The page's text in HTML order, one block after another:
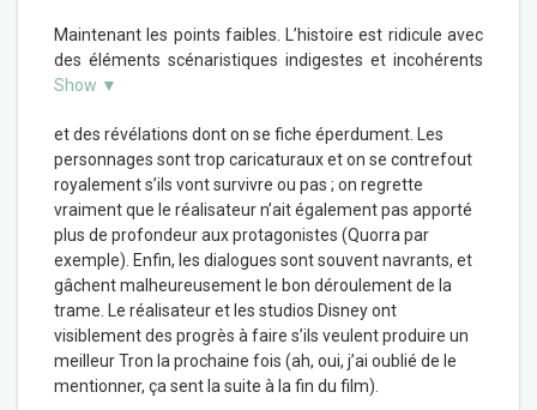
Maintenant les points faibles. L’histoire est ridicule avec
des éléments scénaristiques indigestes et incohérents
Show ▼
et des révélations dont on se fiche éperdument. Les
personnages sont trop caricaturaux et on se contrefout
royalement s’ils vont survivre ou pas ; on regrette
vraiment que le réalisateur n’ait également pas apporté
plus de profondeur aux protagonistes (Quorra par
exemple). Enfin, les dialogues sont souvent navrants, et
gâchent malheureusement le bon déroulement de la
trame. Le réalisateur et les studios Disney ont
visiblement des progrès à faire s’ils veulent produire un
meilleur Tron la prochaine fois (ah, oui, j’ai oublié de le
mentionner, ça sent la suite à la fin du film).